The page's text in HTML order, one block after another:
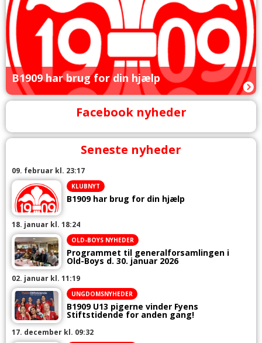
B1909 har brug for din hjælp
Facebook nyheder
Seneste nyheder
09. februar kl. 23:17
KLUBNYT
B1909 har brug for din hjælp
18. januar kl. 18:24
OLD-BOYS NYHEDER
Programmet til generalforsamlingen i
Old-Boys d. 30. januar 2026
02. januar kl. 11:19
UNGDOMSNYHEDER
B1909 U13 pigerne vinder Fyens
Stiftstidende for anden gang!
17. december kl. 09:32